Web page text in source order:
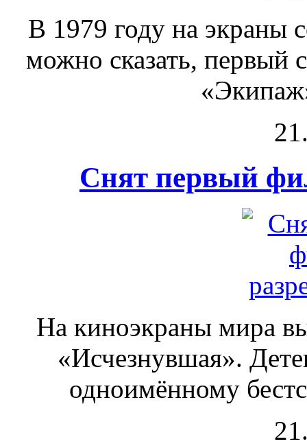
В 1979 году на экраны
можно сказать, первый
Снят первый
На киноэкраны мира
«Исчезнувшая».
одноимённому